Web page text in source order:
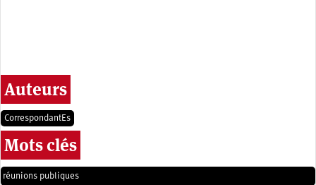
Auteurs
CorrespondantEs
Mots clés
réunions publiques